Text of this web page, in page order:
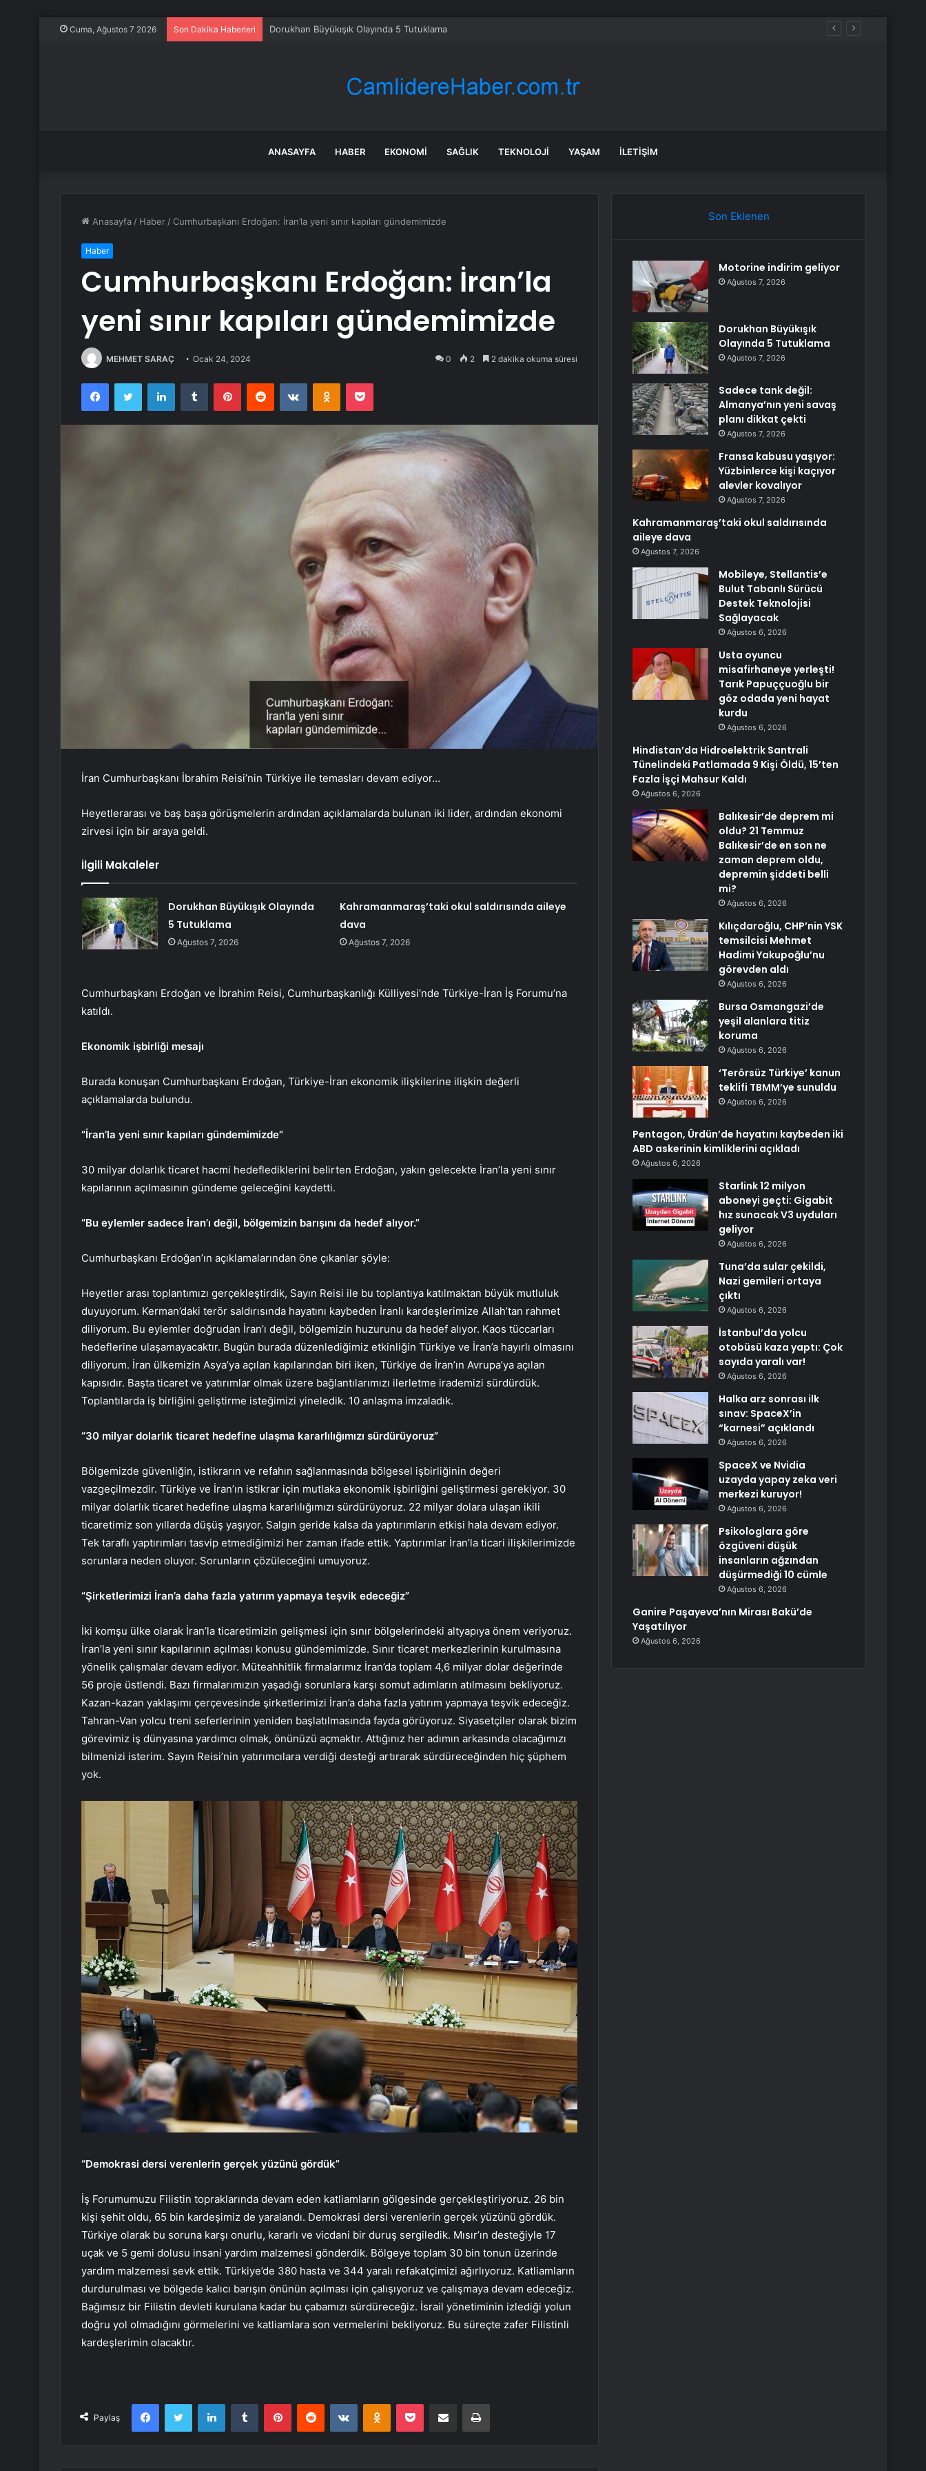
Cuma, Ağustos 7 2026 Son Dakika Haberleri Dorukhan Büyükışık Olayında 5 Tutuklama
ANASAYFA HABER EKONOMI SAĞLIK TEKNOLOJI YAŞAM İLETIŞIM
Anasayfa / Haber / Cumhurbaşkanı Erdoğan: İran’la yeni sınır kapıları gündemimizde
Haber
Cumhurbaşkanı Erdoğan: İran’la
yeni sınır kapıları gündemimizde
MEHMET SARAÇ Ocak 24, 2024 0 2 2 dakika okuma süresi
FacebookTwitter LinkedInTumblr PinterestReddit VKontakteOdnoklassniki
Pocket
İran Cumhurbaşkanı İbrahim Reisi’nin Türkiye ile temasları devam ediyor…
Heyetlerarası ve baş başa görüşmelerin ardından açıklamalarda bulunan iki lider, ardından ekonomi
zirvesi için bir araya geldi.
İlgili Makaleler
Dorukhan Büyükışık Olayında
5 Tutuklama
Ağustos 7, 2026
Kahramanmaraş’taki okul saldırısında aileye
dava
Ağustos 7, 2026
Cumhurbaşkanı Erdoğan ve İbrahim Reisi, Cumhurbaşkanlığı Külliyesi’nde Türkiye-İran İş Forumu’na
katıldı.
Ekonomik işbirliği mesajı
Burada konuşan Cumhurbaşkanı Erdoğan, Türkiye-İran ekonomik ilişkilerine ilişkin değerli
açıklamalarda bulundu.
“İran’la yeni sınır kapıları gündemimizde”
30 milyar dolarlık ticaret hacmi hedeflediklerini belirten Erdoğan, yakın gelecekte İran’la yeni sınır
kapılarının açılmasının gündeme geleceğini kaydetti.
“Bu eylemler sadece İran’ı değil, bölgemizin barışını da hedef alıyor.”
Cumhurbaşkanı Erdoğan’ın açıklamalarından öne çıkanlar şöyle:
Heyetler arası toplantımızı gerçekleştirdik, Sayın Reisi ile bu toplantıya katılmaktan büyük mutluluk
duyuyorum. Kerman’daki terör saldırısında hayatını kaybeden İranlı kardeşlerimize Allah’tan rahmet
diliyorum. Bu eylemler doğrudan İran’ı değil, bölgemizin huzurunu da hedef alıyor. Kaos tüccarları
hedeflerine ulaşamayacaktır. Bugün burada düzenlediğimiz etkinliğin Türkiye ve İran’a hayırlı olmasını
diliyorum. İran ülkemizin Asya’ya açılan kapılarından biri iken, Türkiye de İran’ın Avrupa’ya açılan
kapısıdır. Başta ticaret ve yatırımlar olmak üzere bağlantılarımızı ilerletme irademizi sürdürdük.
Toplantılarda iş birliğini geliştirme isteğimizi yineledik. 10 anlaşma imzaladık.
“30 milyar dolarlık ticaret hedefine ulaşma kararlılığımızı sürdürüyoruz”
Bölgemizde güvenliğin, istikrarın ve refahın sağlanmasında bölgesel işbirliğinin değeri
vazgeçilmezdir. Türkiye ve İran’ın istikrar için mutlaka ekonomik işbirliğini geliştirmesi gerekiyor. 30
milyar dolarlık ticaret hedefine ulaşma kararlılığımızı sürdürüyoruz. 22 milyar dolara ulaşan ikili
ticaretimiz son yıllarda düşüş yaşıyor. Salgın geride kalsa da yaptırımların etkisi hala devam ediyor.
Tek taraflı yaptırımları tasvip etmediğimizi her zaman ifade ettik. Yaptırımlar İran’la ticari ilişkilerimizde
sorunlara neden oluyor. Sorunların çözüleceğini umuyoruz.
“Şirketlerimizi İran’a daha fazla yatırım yapmaya teşvik edeceğiz”
İki komşu ülke olarak İran’la ticaretimizin gelişmesi için sınır bölgelerindeki altyapıya önem veriyoruz.
İran’la yeni sınır kapılarının açılması konusu gündemimizde. Sınır ticaret merkezlerinin kurulmasına
yönelik çalışmalar devam ediyor. Müteahhitlik firmalarımız İran’da toplam 4,6 milyar dolar değerinde
56 proje üstlendi. Bazı firmalarımızın yaşadığı sorunlara karşı somut adımların atılmasını bekliyoruz.
Kazan-kazan yaklaşımı çerçevesinde şirketlerimizi İran’a daha fazla yatırım yapmaya teşvik edeceğiz.
Tahran-Van yolcu treni seferlerinin yeniden başlatılmasında fayda görüyoruz. Siyasetçiler olarak bizim
görevimiz iş dünyasına yardımcı olmak, önünüzü açmaktır. Attığınız her adımın arkasında olacağımızı
bilmenizi isterim. Sayın Reisi’nin yatırımcılara verdiği desteği artırarak sürdüreceğinden hiç şüphem
yok.
“Demokrasi dersi verenlerin gerçek yüzünü gördük”
İş Forumumuzu Filistin topraklarında devam eden katliamların gölgesinde gerçekleştiriyoruz. 26 bin
kişi şehit oldu, 65 bin kardeşimiz de yaralandı. Demokrasi dersi verenlerin gerçek yüzünü gördük.
Türkiye olarak bu soruna karşı onurlu, kararlı ve vicdani bir duruş sergiledik. Mısır’ın desteğiyle 17
uçak ve 5 gemi dolusu insani yardım malzemesi gönderdik. Bölgeye toplam 30 bin tonun üzerinde
yardım malzemesi sevk ettik. Türkiye’de 380 hasta ve 344 yaralı refakatçimizi ağırlıyoruz. Katliamların
durdurulması ve bölgede kalıcı barışın önünün açılması için çalışıyoruz ve çalışmaya devam edeceğiz.
Bağımsız bir Filistin devleti kurulana kadar bu çabamızı sürdüreceğiz. İsrail yönetiminin izlediği yolun
doğru yol olmadığını görmelerini ve katliamlara son vermelerini bekliyoruz. Bu süreçte zafer Filistinli
kardeşlerimin olacaktır.
Paylaş
FacebookTwitter LinkedInTumblr PinterestReddit VKontakteOdnoklassniki
Pocket E-Posta ile paylaş Yazdır
Son Eklenen
Motorine indirim geliyor
Ağustos 7, 2026
Dorukhan Büyükışık
Olayında 5 Tutuklama
Ağustos 7, 2026
Sadece tank değil:
Almanya’nın yeni savaş
planı dikkat çekti
Ağustos 7, 2026
Fransa kabusu yaşıyor:
Yüzbinlerce kişi kaçıyor
alevler kovalıyor
Ağustos 7, 2026
Kahramanmaraş’taki okul saldırısında
aileye dava
Ağustos 7, 2026
Mobileye, Stellantis’e
Bulut Tabanlı Sürücü
Destek Teknolojisi
Sağlayacak
Ağustos 6, 2026
Usta oyuncu
misafirhaneye yerleşti!
Tarık Papuççuoğlu bir
göz odada yeni hayat
kurdu
Ağustos 6, 2026
Hindistan’da Hidroelektrik Santrali
Tünelindeki Patlamada 9 Kişi Öldü, 15’ten
Fazla İşçi Mahsur Kaldı
Ağustos 6, 2026
Balıkesir’de deprem mi
oldu? 21 Temmuz
Balıkesir’de en son ne
zaman deprem oldu,
depremin şiddeti belli
mi?
Ağustos 6, 2026
Kılıçdaroğlu, CHP’nin YSK
temsilcisi Mehmet
Hadimi Yakupoğlu’nu
görevden aldı
Ağustos 6, 2026
Bursa Osmangazi’de
yeşil alanlara titiz
koruma
Ağustos 6, 2026
‘Terörsüz Türkiye’ kanun
teklifi TBMM’ye sunuldu
Ağustos 6, 2026
Pentagon, Ürdün’de hayatını kaybeden iki
ABD askerinin kimliklerini açıkladı
Ağustos 6, 2026
Starlink 12 milyon
aboneyi geçti: Gigabit
hız sunacak V3 uyduları
geliyor
Ağustos 6, 2026
Tuna’da sular çekildi,
Nazi gemileri ortaya
çıktı
Ağustos 6, 2026
İstanbul’da yolcu
otobüsü kaza yaptı: Çok
sayıda yaralı var!
Ağustos 6, 2026
Halka arz sonrası ilk
sınav: SpaceX’in
“karnesi” açıklandı
Ağustos 6, 2026
SpaceX ve Nvidia
uzayda yapay zeka veri
merkezi kuruyor!
Ağustos 6, 2026
Psikologlara göre
özgüveni düşük
insanların ağzından
düşürmediği 10 cümle
Ağustos 6, 2026
Ganire Paşayeva’nın Mirası Bakü’de
Yaşatılıyor
Ağustos 6, 2026